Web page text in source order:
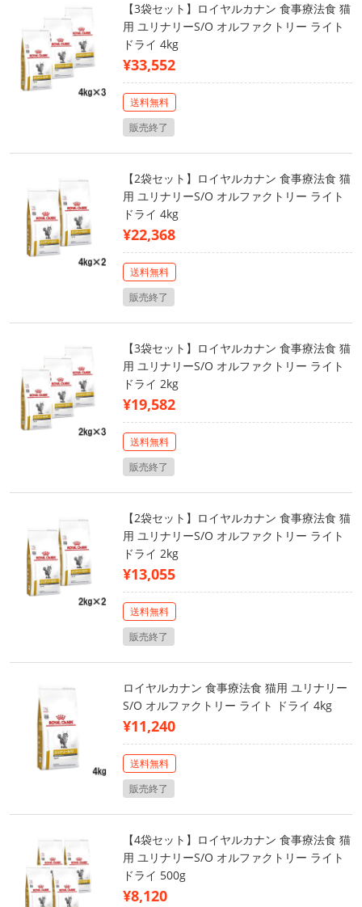
【3袋セット】ロイヤルカナン 食事療法食 猫
用 ユリナリーS/O オルファクトリー ライト
ドライ 4kg
¥33,552
送料無料
販売終了
【2袋セット】ロイヤルカナン 食事療法食 猫
用 ユリナリーS/O オルファクトリー ライト
ドライ 4kg
¥22,368
送料無料
販売終了
【3袋セット】ロイヤルカナン 食事療法食 猫
用 ユリナリーS/O オルファクトリー ライト
ドライ 2kg
¥19,582
送料無料
販売終了
【2袋セット】ロイヤルカナン 食事療法食 猫
用 ユリナリーS/O オルファクトリー ライト
ドライ 2kg
¥13,055
送料無料
販売終了
ロイヤルカナン 食事療法食 猫用 ユリナリー
S/O オルファクトリー ライト ドライ 4kg
¥11,240
送料無料
販売終了
【4袋セット】ロイヤルカナン 食事療法食 猫
用 ユリナリーS/O オルファクトリー ライト
ドライ 500g
¥8,120